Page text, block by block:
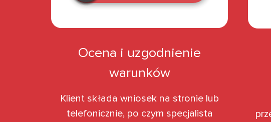
Ocena i uzgodnienie
warunków
Klient składa wniosek na stronie lub
telefonicznie, po czym specjalista